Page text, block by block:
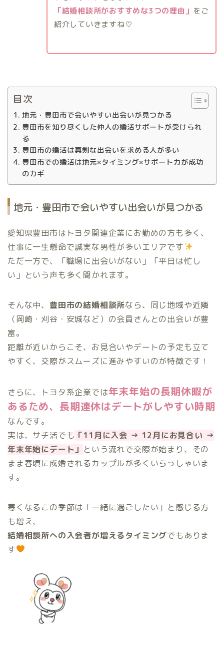
「結婚相談所がおすすめな3つの理由」 をご
紹介していきますね♡
目次
地元・豊田市で会いやすい出会いが見つかる
豊田市を知り尽くした仲人の婚活サポートが受けられ
る
豊田市の婚活は真剣な出会いを求める人が多い
豊田市での婚活は地元×タイミング×サポート力が成功
のカギ
地元・豊田市で会いやすい出会いが見つかる
愛知県豊田市はトヨタ関連企業にお勤めの方も多く、
仕事に一生懸命で誠実な男性が多いエリアです
ただ一方で、「職場に出会いがない」「平日は忙し
い」という声も多く聞かれます。
そんな中、 豊田市の結婚相談所なら、同じ地域や近隣
（岡崎・刈谷・安城など）の会員さんとの出会いが豊
富。
距離が近いからこそ、お見合いやデートの予定も立て
やすく、交際がスムーズに進みやすいのが特徴です！
さらに、トヨタ系企業では年末年始の長期休暇が
あるため、長期連休はデートがしやすい時期
なんです。
実は、サチ活でも 「11月に入会 → 12月にお見合い →
年末年始にデート」 という流れで交際が始まり、その
まま春頃に成婚されるカップルが多くいらっしゃいま
す。
寒くなるこの季節は「一緒に過ごしたい」と感じる方
も増え、
結婚相談所への入会者が増えるタイミングでもありま
す